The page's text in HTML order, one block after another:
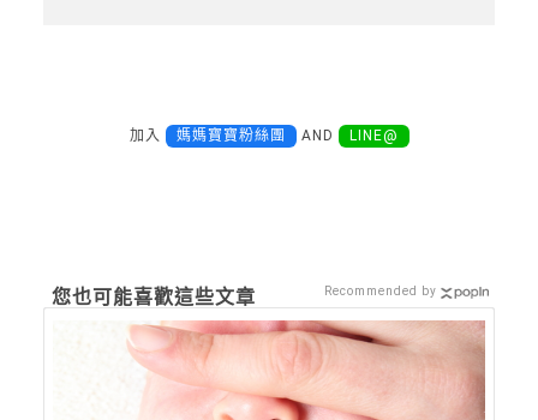
加入 媽媽寶寶粉絲團 AND LINE@
您也可能喜歡這些文章 Recommended by